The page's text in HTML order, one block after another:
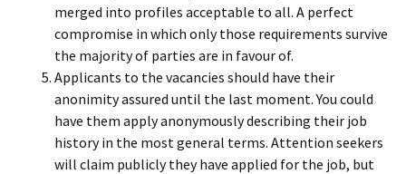
merged into profiles acceptable to all. A perfect
compromise in which only those requirements survive
the majority of parties are in favour of.
Applicants to the vacancies should have their
anonimity assured until the last moment. You could
have them apply anonymously describing their job
history in the most general terms. Attention seekers
will claim publicly they have applied for the job, but